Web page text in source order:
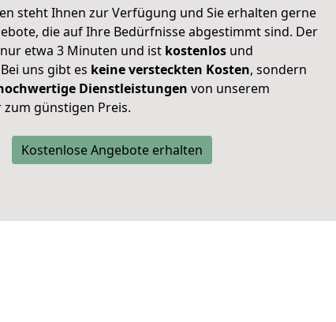
steht Ihnen zur Verfügung und Sie erhalten gerne
die auf Ihre Bedürfnisse abgestimmt sind. Der
etwa 3 Minuten und ist kostenlos und
uns gibt es keine versteckten Kosten, sondern
Dienstleistungen von unserem
günstigen Preis.
Kostenlose Angebote erhalten